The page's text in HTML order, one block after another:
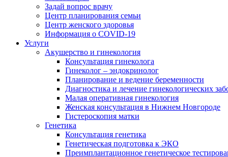
Задай вопрос врачу
Центр планирования семьи
Центр женского здоровья
Информация о COVID-19
Услуги
Акушерство и гинекология
Консультация гинеколога
Гинеколог – эндокринолог
Планирование и ведение беременности
Диагностика и лечение гинекологических
Малая оперативная гинекология
Женская консультация в Нижнем Новгороде
Гистероскопия матки
Генетика
Консультация генетика
Генетическая подготовка к ЭКО
Преимплантационное генетическое